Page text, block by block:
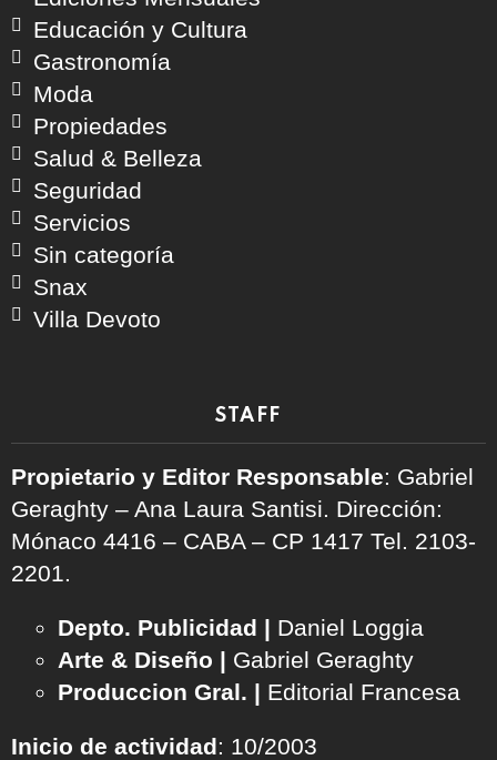
Educación y Cultura
Gastronomía
Moda
Propiedades
Salud & Belleza
Seguridad
Servicios
Sin categoría
Snax
Villa Devoto
STAFF
Propietario y Editor Responsable: Gabriel
Geraghty – Ana Laura Santisi. Dirección:
Mónaco 4416 – CABA – CP 1417 Tel. 2103-
2201.
Depto. Publicidad | Daniel Loggia
Arte & Diseño | Gabriel Geraghty
Produccion Gral. | Editorial Francesa
Inicio de actividad: 10/2003